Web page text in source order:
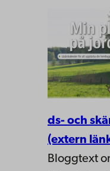
ds- och
(extern
Bloggtext